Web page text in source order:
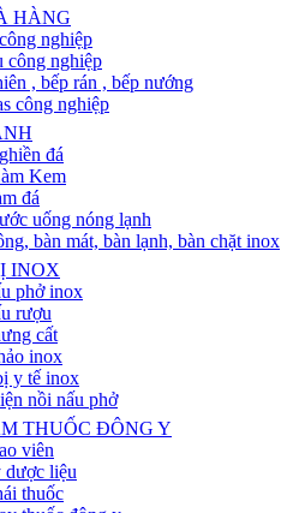
HÀNG
nghiệp
công nghiệp
, bếp rán , bếp nướng
công nghiệp
đá
Kem
đá
uống nóng lạnh
bàn mát, bàn lạnh, bàn chặt inox
INOX
phở inox
rượu
cất
inox
y tế inox
nồi nấu phở
THUỐC ĐÔNG Y
viên
dược liệu
thuốc